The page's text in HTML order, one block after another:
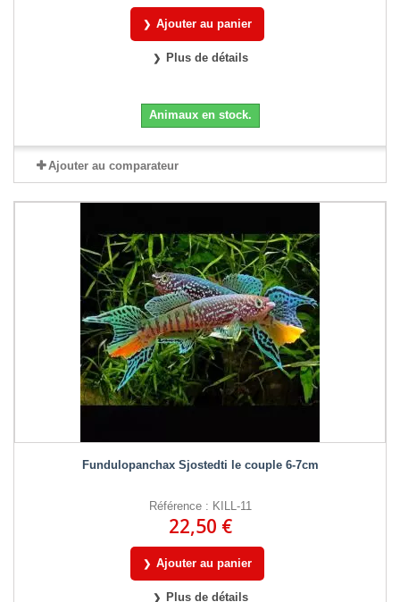
Ajouter au panier
Plus de détails
Animaux en stock.
Ajouter au comparateur
Fundulopanchax Sjostedti le couple 6-7cm
Référence : KILL-11
22,50 €
Ajouter au panier
Plus de détails